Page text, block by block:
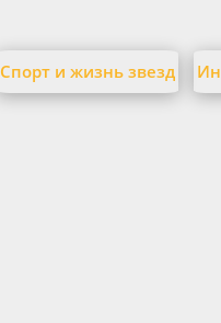
Спорт и жизнь звезд